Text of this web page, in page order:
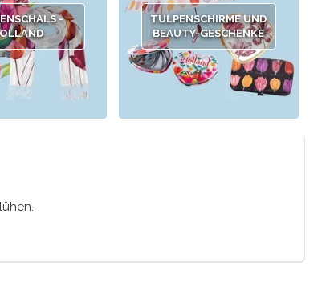
-
TULPENSCHIRME UND
BEAUTY-GESCHENKE